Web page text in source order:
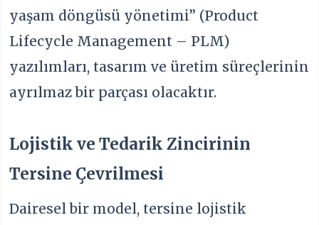
yaşam döngüsü yönetimi” (Product
Lifecycle Management – PLM)
yazılımları, tasarım ve üretim süreçlerinin
ayrılmaz bir parçası olacaktır.
Lojistik ve Tedarik Zincirinin
Tersine Çevrilmesi
Dairesel bir model, tersine lojistik